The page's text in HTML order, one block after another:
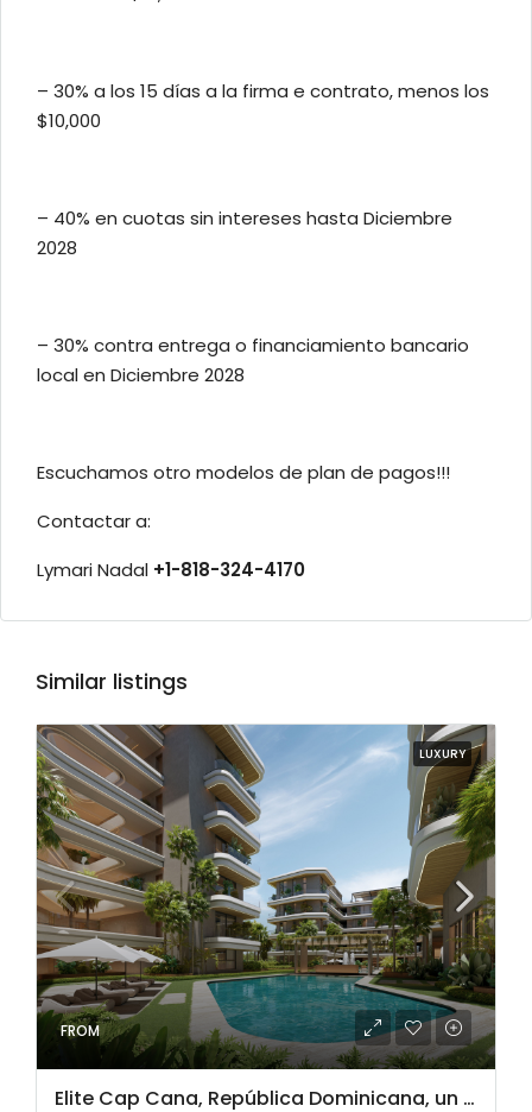
– 30% a los 15 días a la firma e contrato, menos los
$10,000
– 40% en cuotas sin intereses hasta Diciembre
2028
– 30% contra entrega o financiamiento bancario
local en Diciembre 2028⁠⁠
Escuchamos otro modelos de plan de pagos!!!
Contactar a:
Lymari Nadal +1-818-324-4170
Similar listings
LUXURY
Elite Cap Cana, República Dominicana, un espectacular complejo de apartamentos en venta, a dos minutos del supermercado, tiendas y restaurantes, a 5 minutos de la playa Juanillo